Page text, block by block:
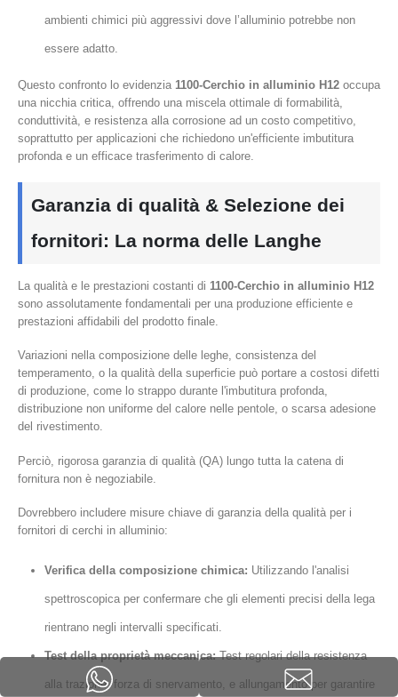
ambienti chimici più aggressivi dove l’alluminio potrebbe non
essere adatto.
Questo confronto lo evidenzia 1100-Cerchio in alluminio H12 occupa
una nicchia critica, offrendo una miscela ottimale di formabilità,
conduttività, e resistenza alla corrosione ad un costo competitivo,
soprattutto per applicazioni che richiedono un'efficiente imbutitura
profonda e un efficace trasferimento di calore.
Garanzia di qualità & Selezione dei
fornitori: La norma delle Langhe
La qualità e le prestazioni costanti di 1100-Cerchio in alluminio H12
sono assolutamente fondamentali per una produzione efficiente e
prestazioni affidabili del prodotto finale.
Variazioni nella composizione delle leghe, consistenza del
temperamento, o la qualità della superficie può portare a costosi difetti
di produzione, come lo strappo durante l'imbutitura profonda,
distribuzione non uniforme del calore nelle pentole, o scarsa adesione
del rivestimento.
Perciò, rigorosa garanzia di qualità (QA) lungo tutta la catena di
fornitura non è negoziabile.
Dovrebbero includere misure chiave di garanzia della qualità per i
fornitori di cerchi in alluminio:
Verifica della composizione chimica: Utilizzando l'analisi
spettroscopica per confermare che gli elementi precisi della lega
rientrano negli intervalli specificati.
Test della proprietà meccanica:Test regolari della resistenza
alla trazione, forza di snervamento, e allungamento per garantire